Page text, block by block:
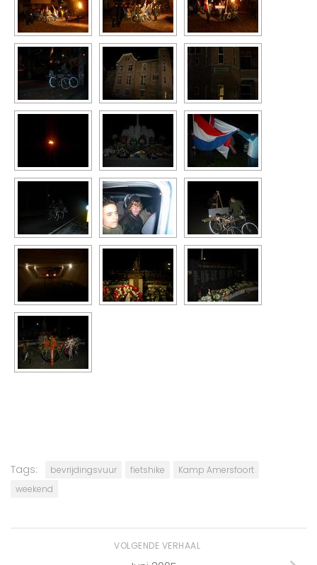
Tags: bevrijdingsvuur fietshike
Kamp Amersfoort
weekend
VOLGENDE VERHAAL